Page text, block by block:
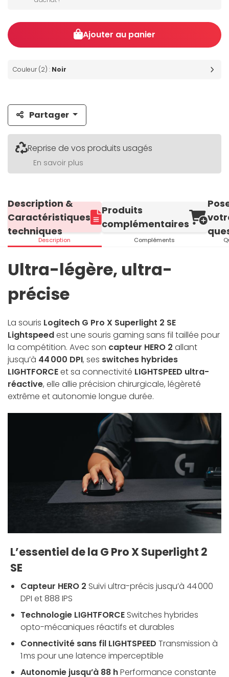
Ajouter au panier
Couleur (2) : Noir
Partager
Reprise de vos produits usagés
En savoir plus
Description &
Caractéristiques
techniques
Description
Produits
complémentaires
Compléments
Ultra-légère, ultra-
précise
La souris Logitech G Pro X Superlight 2 SE
Lightspeedest une souris gaming sans fil taillée pour
la compétition. Avec son capteur HERO 2 allant
jusqu’à 44 000 DPI, ses switches hybrides
LIGHTFORCEet sa connectivité LIGHTSPEED ultra-
réactive, elle allie précision chirurgicale, légèreté
extrême et autonomie longue durée.
L’essentiel de la G Pro X Superlight 2
SE
Capteur HERO 2 Suivi ultra-précis jusqu’à 44 000
DPI et 888 IPS
Technologie LIGHTFORCE Switches hybrides
opto-mécaniques réactifs et durables
Connectivité sans fil LIGHTSPEED Transmission à
1 ms pour une latence imperceptible
Autonomie jusqu’à 88 hPerformance constante